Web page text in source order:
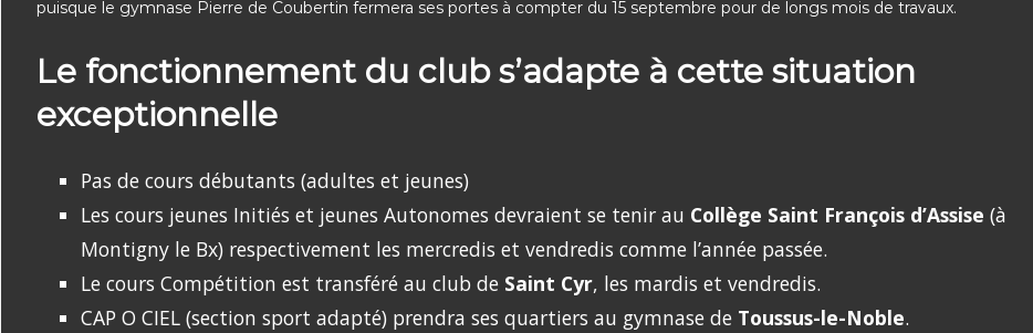
puisque le gymnase Pierre de Coubertin fermera ses portes à compter du 15 septembre pour de longs mois de travaux.
Le fonctionnement du club s’adapte à cette situation
exceptionnelle
Pas de cours débutants (adultes et jeunes)
Les cours jeunes Initiés et jeunes Autonomes devraient se tenir au Collège Saint François d’Assise (à
Montigny le Bx) respectivement les mercredis et vendredis comme l’année passée.
Le cours Compétition est transféré au club de Saint Cyr, les mardis et vendredis.
CAP O CIEL (section sport adapté) prendra ses quartiers au gymnase de Toussus-le-Noble.